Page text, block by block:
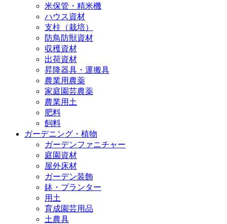
米保管・精米機
ハウス資材
支柱（栽培）
防鳥防獣資材
収穫資材
出荷資材
昇降器具・運搬具
農業用農薬
家庭園芸農薬
農業用土
肥料
飼料
ガーデニング・植物
ガーデンファニチャー
庭園資材
屋外床材
ガーデン装飾
鉢・プランター
用土
育成園芸用品
土農具